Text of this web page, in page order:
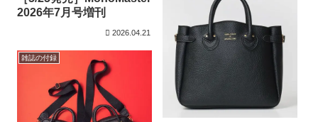
2026年7月号増刊
2026.04.21
雑誌の付録